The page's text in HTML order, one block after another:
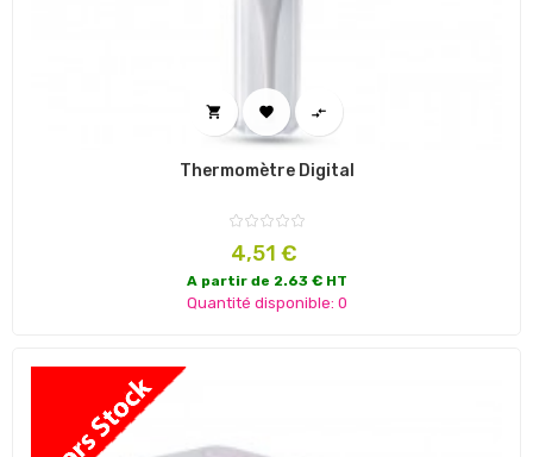
  
Thermomètre Digital
Prix
4,51 €
A partir de 2.63 € HT
Quantité disponible: 0